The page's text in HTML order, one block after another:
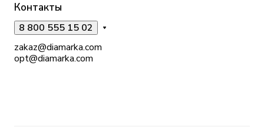
Контакты
8 800 555 15 02
zakaz@diamarka.com
opt@diamarka.com